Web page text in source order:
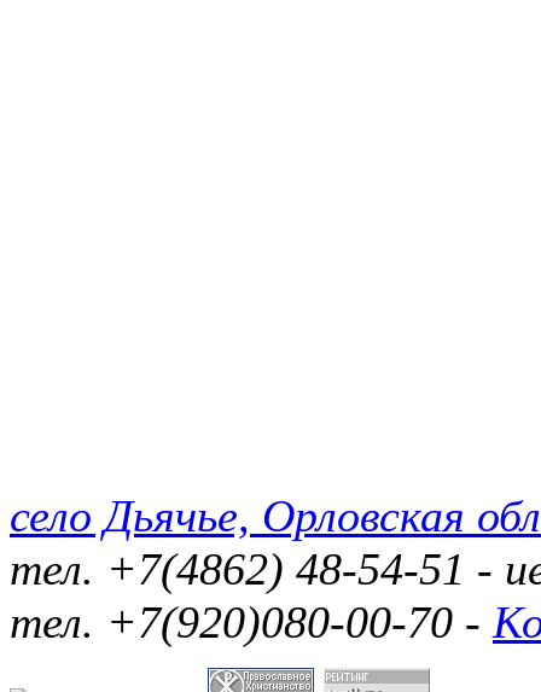
село Дьячье, Орловская
тел. +7(4862) 48-54-51 -
тел. +7(920)080-00-70 -